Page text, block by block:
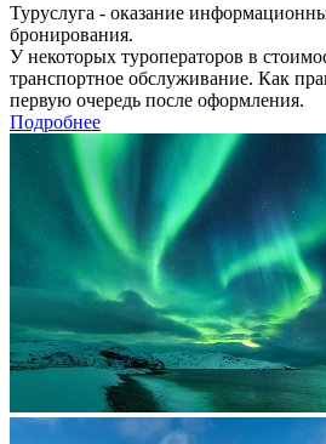
Туруслуга - оказание
бронирования.
У некоторых туроператоров в
транспортное обслуживание. Как
первую очередь после оформления.
Подробнее